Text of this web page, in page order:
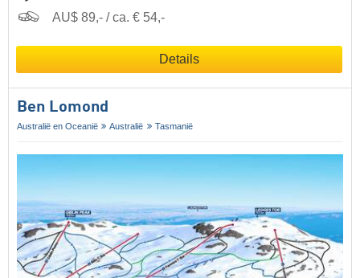
AU$ 89,- / ca. € 54,-
Details
Ben Lomond
Australië en Oceanië Australië Tasmanië